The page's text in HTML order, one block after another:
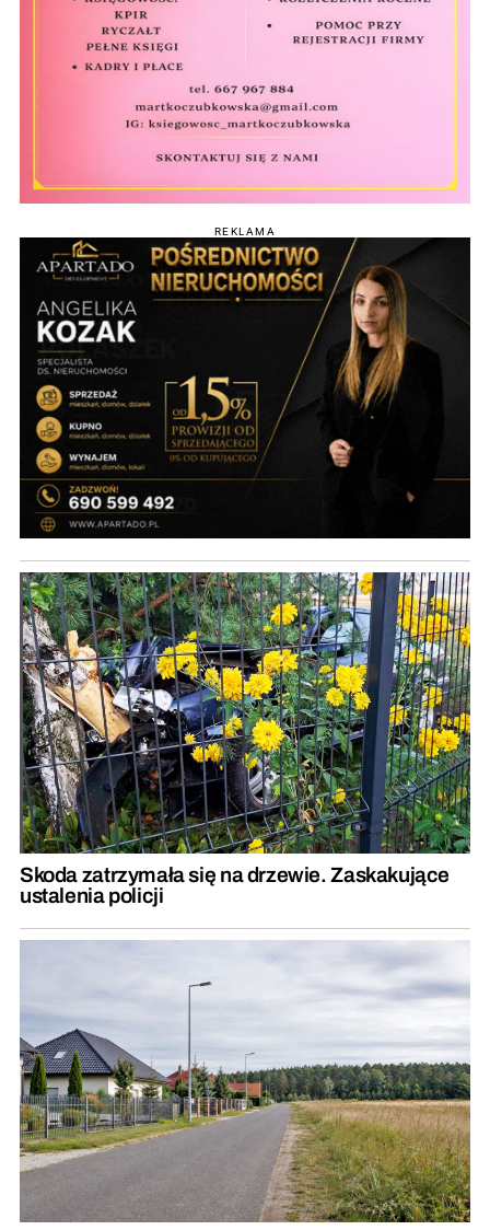
REKLAMA
Skoda zatrzymała się na drzewie. Zaskakujące
ustalenia policji